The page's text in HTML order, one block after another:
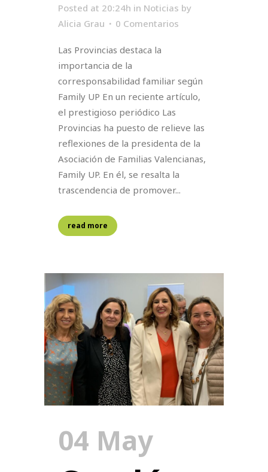
Posted at 20:24h in Noticias by
Alicia Grau
0 Comentarios
Las Provincias destaca la
importancia de la
corresponsabilidad familiar según
Family UP En un reciente artículo,
el prestigioso periódico Las
Provincias ha puesto de relieve las
reflexiones de la presidenta de la
Asociación de Familias Valencianas,
Family UP. En él, se resalta la
trascendencia de promover...
read more
04 May